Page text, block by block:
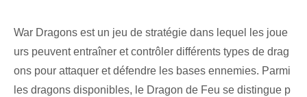
War Dragons est un jeu de stratégie dans lequel les joue
urs peuvent entraîner et contrôler différents types de drag
ons pour attaquer et défendre les bases ennemies. Parmi
les dragons disponibles, le Dragon de Feu se distingue p